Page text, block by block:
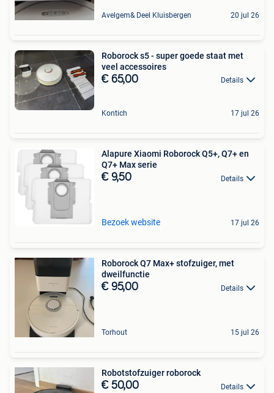
Avelgem& Deel Kluisbergen 20 jul 26
Roborock s5 - super goede staat met
veel accessoires
€ 65,00 Details
Kontich 17 jul 26
Alapure Xiaomi Roborock Q5+, Q7+ en
Q7+ Max serie
€ 9,50 Details
Bezoek website 17 jul 26
Roborock Q7 Max+ stofzuiger, met
dweilfunctie
€ 95,00 Details
Torhout 15 jul 26
Robotstofzuiger roborock
€ 50,00 Details